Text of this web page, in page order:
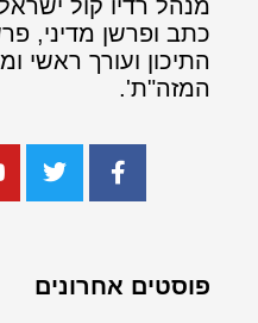
מנהל רדיו קול
כתב ופרשן מדיני,
התיכון ועורך ראשי
המזה"ת'.
פוסטים אחרונים